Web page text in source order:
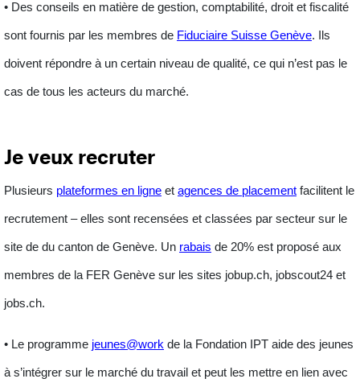
• Des conseils en matière de gestion, comptabilité, droit et fiscalité
sont fournis par les membres de Fiduciaire Suisse Genève. Ils
doivent répondre à un certain niveau de qualité, ce qui n’est pas le
cas de tous les acteurs du marché.
Je veux recruter
Plusieurs plateformes en ligne et agences de placement facilitent le
recrutement – elles sont recensées et classées par secteur sur le
site de du canton de Genève. Un rabais de 20% est proposé aux
membres de la FER Genève sur les sites jobup.ch, jobscout24 et
jobs.ch.
• Le programme jeunes@work de la Fondation IPT aide des jeunes
à s’intégrer sur le marché du travail et peut les mettre en lien avec